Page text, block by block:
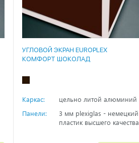
УГЛОВОЙ ЭКРАН EUROPLEX
КОМФОРТ ШОКОЛАД
Каркас:
цельно литой алюминий
Панели:
3 мм plexiglas - немецкий
пластик высшего качества